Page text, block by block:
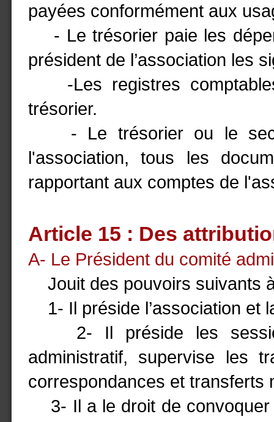
payées conformément aux
- Le trésorier paie les
président de l’association les
-Les registres
trésorier.
- Le trésorier ou le
l'association, tous les
rapportant aux comptes de
Article 15 : Des
A- Le Président du comité
Jouit des pouvoirs suivants
1- Il préside l’association et
2- Il préside les
administratif, supervise les
correspondances et transferts
3- Il a le droit de convoquer